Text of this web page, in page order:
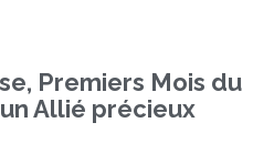
Premiers Mois du
Allié précieux